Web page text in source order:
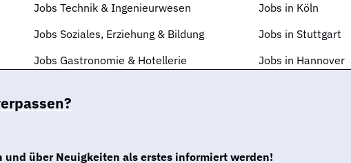
Jobs Technik & Ingenieurwesen
Jobs Soziales, Erziehung & Bildung
Jobs Gastronomie & Hotellerie
Jobs in Köln
Jobs in Stuttgart
Jobs in Hannover
über Neuigkeiten als erstes informiert werden!